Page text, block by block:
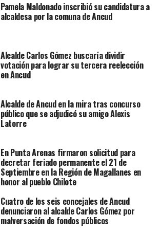
Pamela Maldonado inscribió su candidatura a
alcaldesa por la comuna de Ancud
Alcalde Carlos Gómez buscaría dividir
votación para lograr su tercera reelección
en Ancud
Alcalde de Ancud en la mira tras concurso
público que se adjudicó su amigo Alexis
Latorre
En Punta Arenas firmaron solicitud para
decretar feriado permanente el 21 de
Septiembre en la Región de Magallanes en
honor al pueblo Chilote
Cuatro de los seis concejales de Ancud
denunciaron al alcalde Carlos Gómez por
malversación de fondos públicos